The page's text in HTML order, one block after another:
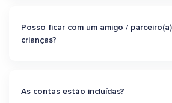
Posso ficar com um amigo /
crianças?
As contas estão incluídas?